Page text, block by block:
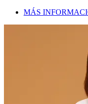
MÁS